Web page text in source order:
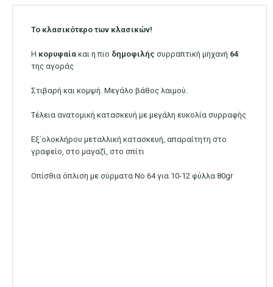
Το κλασικότερο των κλασικών!
Η κορυφαία και η πιο δημοφιλής συρραπτική μηχανή 64
της αγοράς
Στιβαρή και κομψή. Μεγάλο βάθος λαιμού.
Τέλεια ανατομική κατασκευή με μεγάλη ευκολία συρραφής
Εξ΄ολοκλήρου μεταλλική κατασκευή, απαραίτητη στο
γραφείο, στο μαγαζί, στο σπίτι
Οπίσθια όπλιση με σύρματα Νο 64 για 10-12 φύλλα 80gr